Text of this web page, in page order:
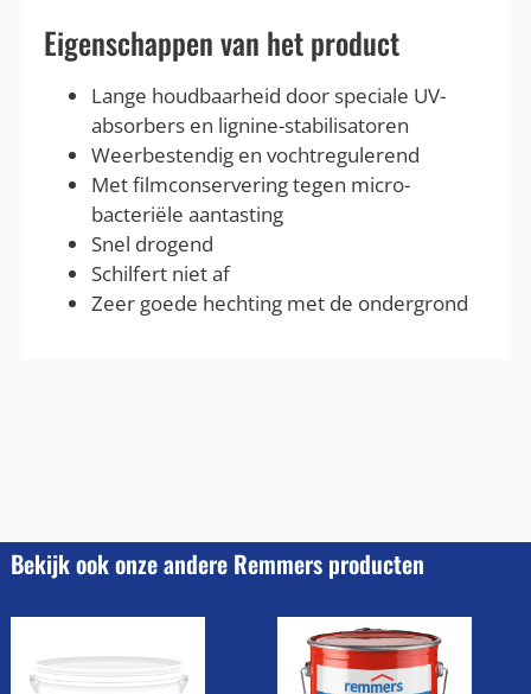
Eigenschappen van het product
Lange houdbaarheid door speciale UV-
absorbers en lignine-stabilisatoren
Weerbestendig en vochtregulerend
Met filmconservering tegen micro-
bacteriële aantasting
Snel drogend
Schilfert niet af
Zeer goede hechting met de ondergrond
Bekijk ook onze andere Remmers producten